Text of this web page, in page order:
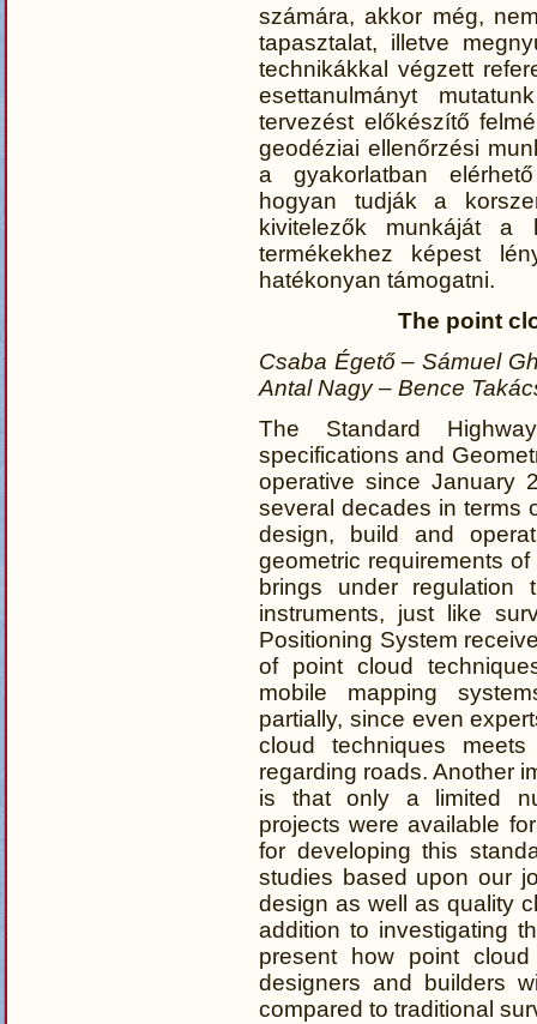
számára, akkor még,
tapasztalat, illetve
technikákkal végzett
esettanulmányt
tervezést előkészítő
geodéziai ellenőrzési
a gyakorlatban
hogyan tudják a
kivitelezők munkáját a
termékekhez képest
hatékonyan támogatni.
The point
Csaba Égető – Sámuel
Antal Nagy – Bence
The Standard
specifications and
operative since January
several decades in terms
design, build and
geometric requirements
brings under regulation
instruments, just like
Positioning System
of point cloud
mobile mapping
partially, since even
cloud techniques
regarding roads. Another
is that only a limited
projects were available
for developing this
studies based upon our
design as well as quality
addition to investigating
present how point
designers and builders
compared to traditional